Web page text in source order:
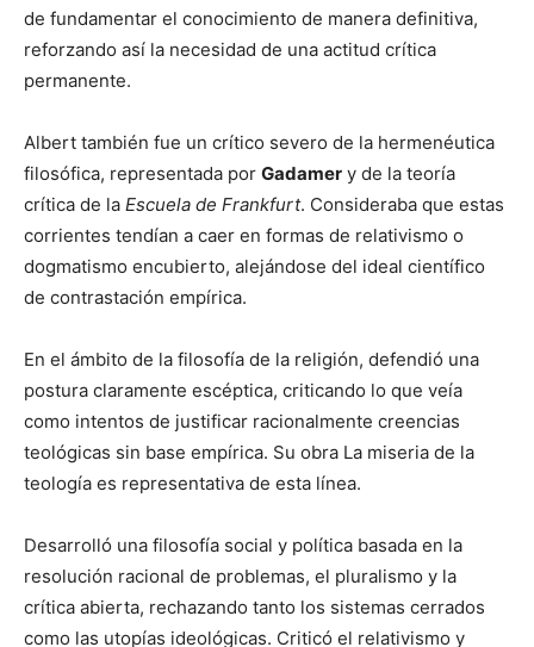
de fundamentar el conocimiento de manera definitiva,
reforzando así la necesidad de una actitud crítica
permanente.
Albert también fue un crítico severo de la hermenéutica
filosófica, representada por Gadamer y de la teoría
crítica de la Escuela de Frankfurt. Consideraba que estas
corrientes tendían a caer en formas de relativismo o
dogmatismo encubierto, alejándose del ideal científico
de contrastación empírica.
En el ámbito de la filosofía de la religión, defendió una
postura claramente escéptica, criticando lo que veía
como intentos de justificar racionalmente creencias
teológicas sin base empírica. Su obra La miseria de la
teología es representativa de esta línea.
Desarrolló una filosofía social y política basada en la
resolución racional de problemas, el pluralismo y la
crítica abierta, rechazando tanto los sistemas cerrados
como las utopías ideológicas. Criticó el relativismo y